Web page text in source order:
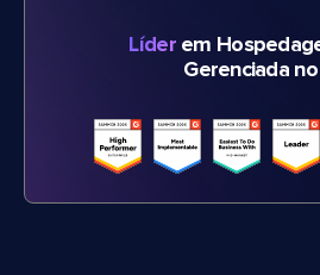
Líderem
Gerenciada